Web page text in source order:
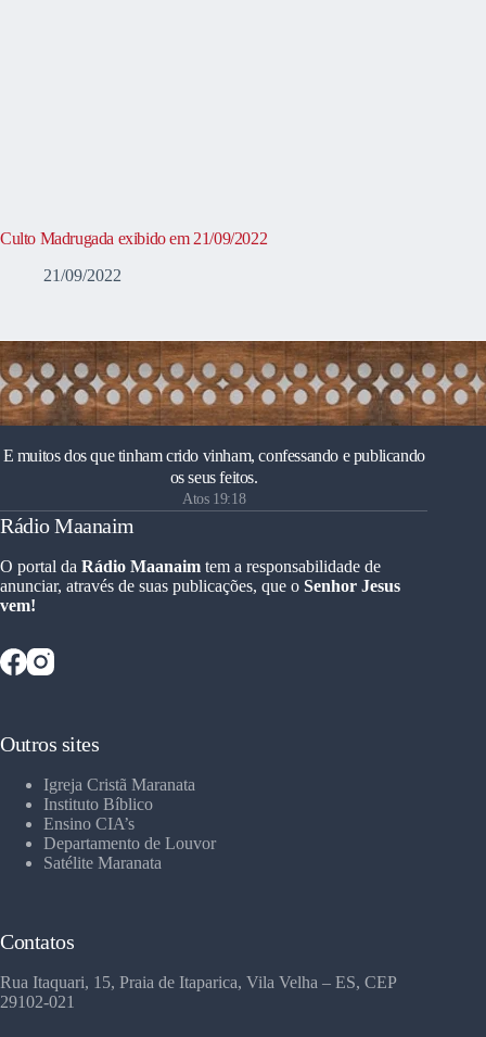
Culto Madrugada exibido em 21/09/2022
21/09/2022
E muitos dos que tinham crido vinham, confessando e publicando
os seus feitos.
Atos 19:18
Rádio Maanaim
O portal da Rádio Maanaim tem a responsabilidade de
anunciar, através de suas publicações, que o Senhor Jesus
vem!
Outros sites
Igreja Cristã Maranata
Instituto Bíblico
Ensino CIA’s
Departamento de Louvor
Satélite Maranata
Contatos
Rua Itaquari, 15, Praia de Itaparica, Vila Velha – ES, CEP
29102-021